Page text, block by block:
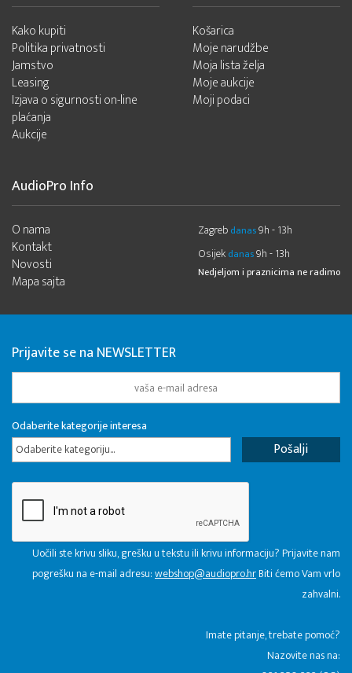
Kako kupiti
Politika privatnosti
Jamstvo
Leasing
Izjava o sigurnosti on-line
plaćanja
Aukcije
Košarica
Moje narudžbe
Moja lista želja
Moje aukcije
Moji podaci
AudioPro Info
O nama
Kontakt
Novosti
Mapa sajta
Zagreb danas9h - 13h
Osijek danas9h - 13h
Nedjeljom i praznicima ne radimo
Prijavite se na NEWSLETTER
Odaberite kategorije interesa
Odaberite kategoriju...
Uočili ste krivu sliku, grešku u tekstu ili krivu informaciju? Prijavite nam
pogrešku na e-mail adresu:webshop@audiopro.hrBiti ćemo Vam vrlo
zahvalni.
​Imate pitanje, trebate pomoć?
Nazovite nas na: